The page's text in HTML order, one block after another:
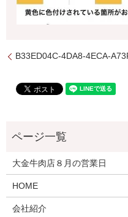
B33ED04C-4DA8-4ECA-
大金牛肉店８月の営業日
HOME
会社紹介